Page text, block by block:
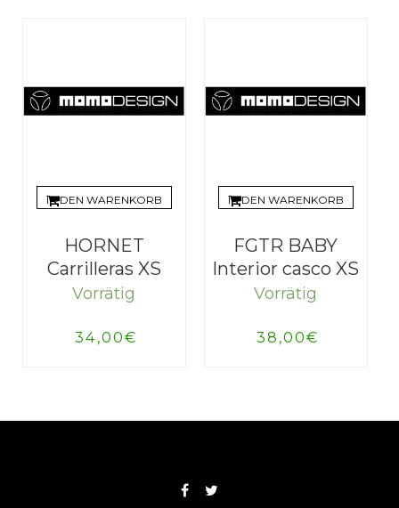
IN DEN WARENKORB
HORNET
Carrilleras XS
Vorrätig
34,00€
IN DEN WARENKORB
FGTR BABY
Interior casco XS
Vorrätig
38,00€